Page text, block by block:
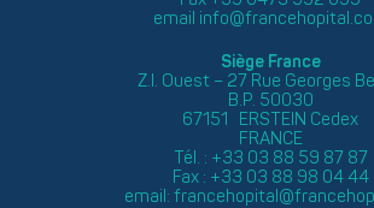
email
Siège France
Z.I. Ouest – 27 Rue Georges
B.P. 50030
67151 ERSTEIN Cedex
FRANCE
Tél. : +33 03 88 59 87 87
Fax : +33 03 88 98 04 44
email: